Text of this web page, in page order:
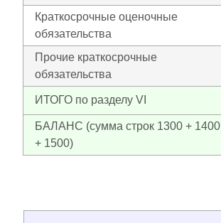
Краткосрочные оценочные
обязательства
Прочие краткосрочные
обязательства
ИТОГО по разделу VI
БАЛАНС (сумма строк 1300 + 1400
+ 1500)